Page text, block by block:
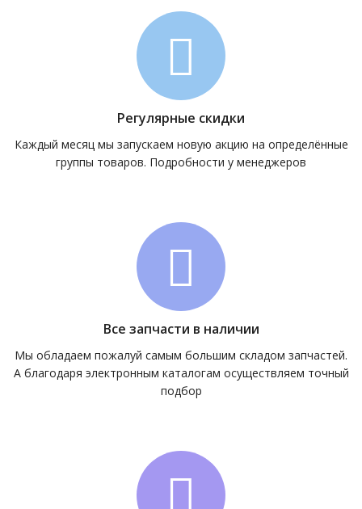
Регулярные скидки
Каждый месяц мы запускаем новую акцию на определённые
группы товаров. Подробности у менеджеров
Все запчасти в наличии
Мы обладаем пожалуй самым большим складом запчастей.
А благодаря электронным каталогам осуществляем точный
подбор